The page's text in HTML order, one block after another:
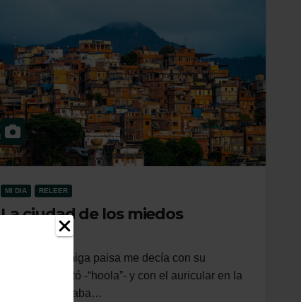
MI DIA RELEER
La ciudad de los miedos
Patricia, mi amiga paisa me decía con su
hermoso asentó -“hoola”- y con el auricular en la
oreja me obligaba…